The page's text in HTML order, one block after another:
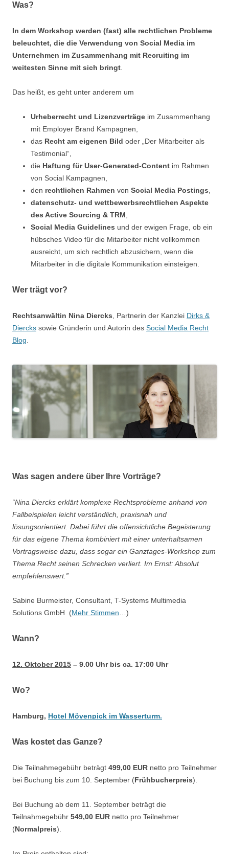
Was?
In dem Workshop werden (fast) alle rechtlichen Probleme
beleuchtet, die die Verwendung von Social Media im
Unternehmen im Zusammenhang mit Recruiting im
weitesten Sinne mit sich bringt
Das heißt, es geht unter anderem um
Urheberrecht und Lizenzverträge im Zusammenhang
mit Employer Brand Kampagnen,
das Recht am eigenen Bild oder „Der Mitarbeiter als
Testimonial“,
die Haftung für User-Generated-Content im Rahmen
von Social Kampagnen,
den rechtlichen Rahmen von Social Media Postings
datenschutz- und wettbewerbsrechtlichen Aspekte
des Active Sourcing & TRM
Social Media Guidelines und der ewigen Frage, ob ein
hübsches Video für die Mitarbeiter nicht vollkommen
ausreicht, um sich rechtlich abzusichern, wenn die
Mitarbeiter in die digitale Kommunikation einsteigen.
Wer trägt vor?
Rechtsanwältin Nina Diercks , Partnerin der Kanzlei Dirks &
Diercks sowie Gründerin und Autorin des Social Media Recht
Blog
Was sagen andere über Ihre Vorträge?
“Nina Diercks erklärt komplexe Rechtsprobleme anhand von
Fallbeispielen leicht verständlich, praxisnah und
lösungsorientiert. Dabei führt die offensichtliche Begeisterung
für das eigene Thema kombiniert mit einer unterhaltsamen
Vortragsweise dazu, dass sogar ein Ganztages-Workshop zum
Thema Recht seinen Schrecken verliert. Im Ernst: Absolut
empfehlenswert.”
Sabine Burmeister, Consultant, T-Systems Multimedia
Solutions GmbH
(Mehr Stimmen …)
Wann?
12. Oktober 2015 – 9.00 Uhr bis ca. 17:00 Uhr
Wo?
Hamburg, Hotel Mövenpick im Wasserturm.
Was kostet das Ganze?
Die Teilnahmegebühr beträgt 499,00 EUR netto pro Teilnehmer
bei Buchung bis zum 10. September (Frühbucherpreis).
Bei Buchung ab dem 11. September beträgt die
Teilnahmegebühr 549,00 EUR netto pro Teilnehmer
(Normalpreis).